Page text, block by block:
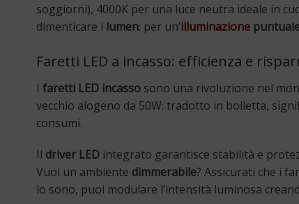
soggiorni), 4000K per una luce neutra ideale in
dimenticare i lumen: per un’illuminazione
Faretti LED a incasso: efficienza e
I faretti LED incasso sono una rivoluzione nel
vecchio alogeno da 50W: tradotto in bolletta,
consumi.
Il driver LED integrato garantisce stabilità e
Vuoi un ambiente dimmerabile? Assicurati che i
lo sono, puoi modulare l’intensità luminosa